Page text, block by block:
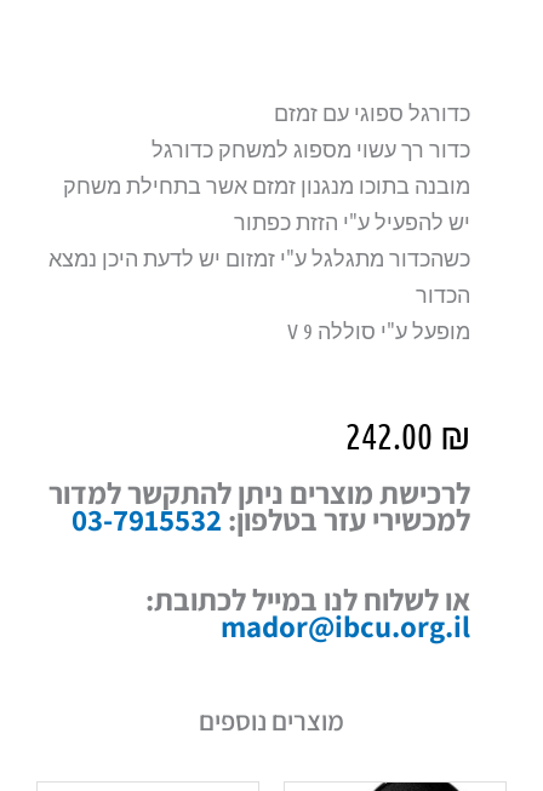
כדורגל ספוגי עם זמזם
כדור רך עשוי מספוג למשחק כדורגל
מובנה בתוכו מנגנון זמזם אשר בתחילת משחק
יש להפעיל ע"י הזזת כפתור
כשהכדור מתגלגל ע"י זמזום יש לדעת היכן נמצא
הכדור
מופעל ע"י סוללה 9 V
242.00 ₪
לרכישת מוצרים ניתן להתקשר למדור
למכשירי עזר בטלפון: 03-7915532
או לשלוח לנו במייל לכתובת:
mador@ibcu.org.il
מוצרים נוספים